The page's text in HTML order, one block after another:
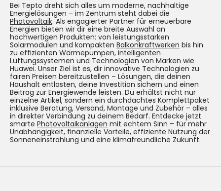
Bei Tepto dreht sich alles um moderne, nachhaltige
Energielösungen – im Zentrum steht dabei die
Photovoltaik. Als engagierter Partner für erneuerbare
Energien bieten wir dir eine breite Auswahl an
hochwertigen Produkten: von leistungsstarken
Solarmodulen und kompakten Balkonkraftwerken bis hin
zu effizienten Wärmepumpen, intelligenten
Lüftungssystemen und Technologien von Marken wie
Huawei. Unser Ziel ist es, dir innovative Technologien zu
fairen Preisen bereitzustellen – Lösungen, die deinen
Haushalt entlasten, deine Investition sichern und einen
Beitrag zur Energiewende leisten. Du erhältst nicht nur
einzelne Artikel, sondern ein durchdachtes Komplettpaket
inklusive Beratung, Versand, Montage und Zubehör – alles
in direkter Verbindung zu deinem Bedarf. Entdecke jetzt
smarte Photovoltaikanlagen mit echtem Sinn – für mehr
Unabhängigkeit, finanzielle Vorteile, effiziente Nutzung der
Sonneneinstrahlung und eine klimafreundliche Zukunft.